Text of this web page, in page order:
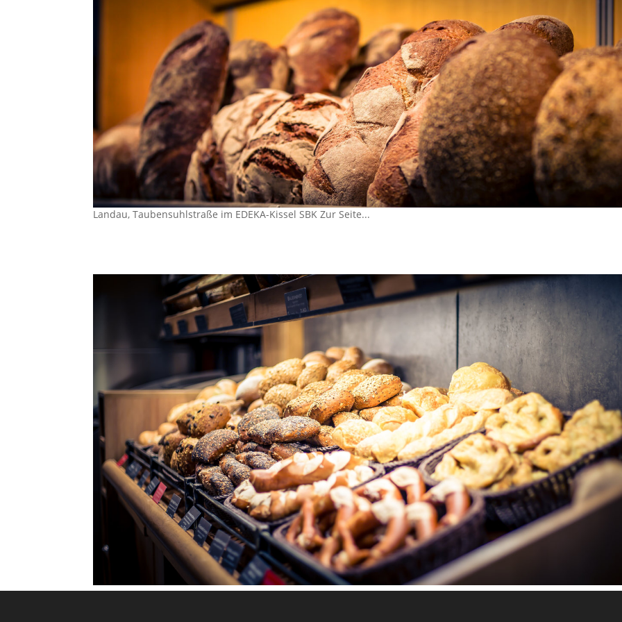
Zeiskam, Hauptstraße
Zeiskam, Hauptstraße Landau, im Gillet Hagebaumarkt Zur Seite Landau, Ostbahnstraße Zur Seite Landau,
Zweibrücker Straße Zur Seite Landau, Königstraße Zur Seite Landau, Westbahnhof im EDEKA-Kissel Markt Zur
Landau, Taubensuhlstraße im EDEKA-Kissel SBK Zur Seite...
Lustadt, Obere Hauptstraße
Lustadt, Obere Hauptstraße ÖffnungszeitenMo – Fr 6.00 – 12.30 Uhr (Vorübergehend nur vormittags geöffnet)Sa
– 12.30 UhrSo 8.00 – 11.00 UhrAn Feiertagen von 8.00 – 11.00 Uhr Tel.:+49 6347/919983 Standort:Hauptstraße
276,67363 Lustadt Zum MitnehmenBargeldlos...
« Ältere Einträge